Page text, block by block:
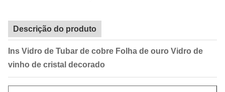
Descrição do produto
Ins Vidro de Tubar de cobre Folha de ouro Vidro de
vinho de cristal decorado